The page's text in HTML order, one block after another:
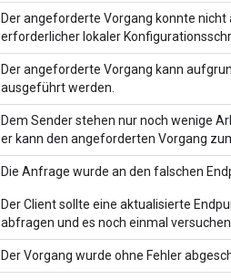
Der angeforderte Vorgang konnte
erforderlicher lokaler
Der angeforderte Vorgang kann
ausgeführt werden.
Dem Sender stehen nur noch wenige
er kann den angeforderten Vorgang
Die Anfrage wurde an den falschen
Der Client sollte eine aktualisierte
abfragen und es noch einmal versuchen.
Der Vorgang wurde ohne Fehler